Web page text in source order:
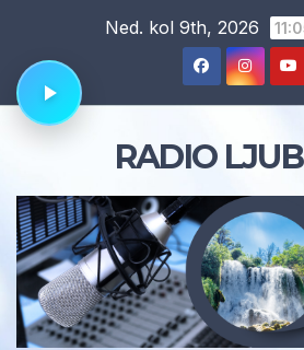
content
Ned. kol 9th, 2026
RADIO